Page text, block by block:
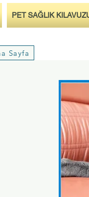
PET SAĞLIK
Sayfa